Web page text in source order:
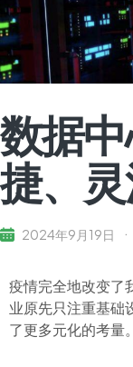
数据
捷、
2024年9月19日
疫情完全地改变了
业原先只注重基础
了更多元化的考量。